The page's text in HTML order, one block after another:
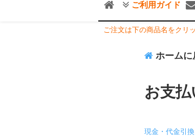
ご利用ガイド
ご注文は下の商品名をクリ
ホームに
お支
現金・代金引換